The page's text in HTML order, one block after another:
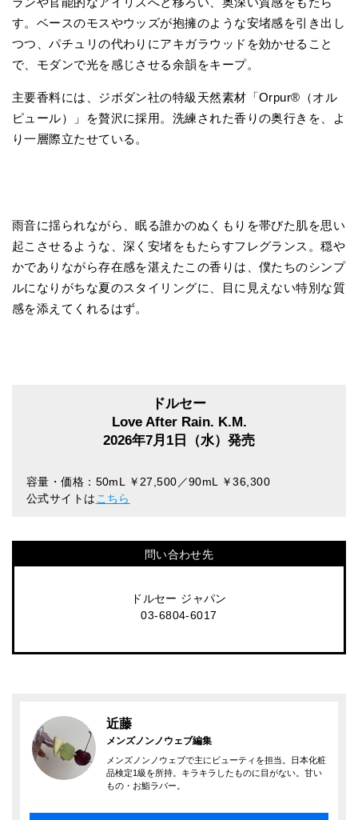
す。ベースのモスやウッズが抱擁のような安堵感を引き出し
つつ、パチュリの代わりにアキガラウッドを効かせること
で、モダンで光を感じさせる余韻をキープ。
主要香料には、ジボダン社の特級天然素材「Orpur®（オル
ピュール）」を贅沢に採用。洗練された香りの奥行きを、よ
り一層際立たせている。
雨音に揺られながら、眠る誰かのぬくもりを帯びた肌を思い
起こさせるような、深く安堵をもたらすフレグランス。穏や
かでありながら存在感を湛えたこの香りは、僕たちのシンプ
ルになりがちな夏のスタイリングに、目に見えない特別な質
感を添えてくれるはず。
ドルセー
Love After Rain. K.M.
2026年7月1日（水）発売
容量・価格：50mL ￥27,500／90mL ￥36,300
公式サイトは こちら
問い合わせ先
ドルセー ジャパン
03-6804-6017
近藤
メンズノンノウェブ編集
メンズノンノウェブで主にビューティを担当。日本化粧
品検定1級を所持。キラキラしたものに目がない。甘い
もの・お鮨ラバー。